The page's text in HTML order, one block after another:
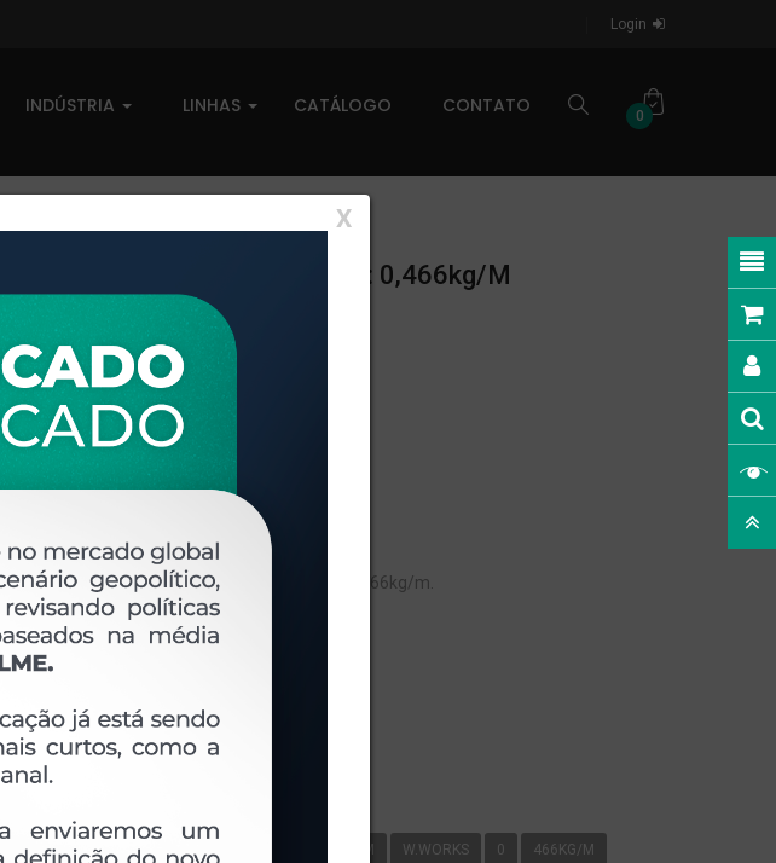
Login
INDÚSTRIA LINHAS CATÁLOGO CONTATO 0
X
VIDRO) - PESO LINEAR: 0,466kg/m
sob consulta
Em estoque
para W.WORKS, com peso linear de 0,466kg/m.
relacionados
LINEAR - KG/M PERFIL VIDRO ÚNICO/05 W.WORKS 0 466KG/M